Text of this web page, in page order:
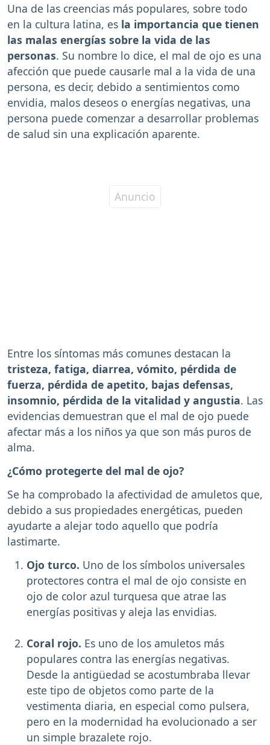
Una de las creencias más populares, sobre todo
en la cultura latina, es la importancia que tienen
las malas energías sobre la vida de las
personas. Su nombre lo dice, el mal de ojo es una
afección que puede causarle mal a la vida de una
persona, es decir, debido a sentimientos como
envidia, malos deseos o energías negativas, una
persona puede comenzar a desarrollar problemas
de salud sin una explicación aparente.
Entre los síntomas más comunes destacan la
tristeza, fatiga, diarrea, vómito, pérdida de
fuerza, pérdida de apetito, bajas defensas,
insomnio, pérdida de la vitalidad y angustia. Las
evidencias demuestran que el mal de ojo puede
afectar más a los niños ya que son más puros de
alma.
¿Cómo protegerte del mal de ojo?
Se ha comprobado la afectividad de amuletos que,
debido a sus propiedades energéticas, pueden
ayudarte a alejar todo aquello que podría
lastimarte.
Ojo turco. Uno de los símbolos universales
protectores contra el mal de ojo consiste en
ojo de color azul turquesa que atrae las
energías positivas y aleja las envidias.
Coral rojo. Es uno de los amuletos más
populares contra las energías negativas.
Desde la antigüedad se acostumbraba llevar
este tipo de objetos como parte de la
vestimenta diaria, en especial como pulsera,
pero en la modernidad ha evolucionado a ser
un simple brazalete rojo.